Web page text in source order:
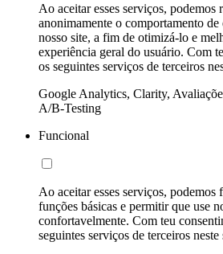
Ao aceitar esses serviços, podemos
anonimamente o comportamento
nosso site, a fim de otimizá-lo e
experiência geral do usuário. Com
os seguintes serviços de terceiros
Google Analytics, Clarity,
A/B-Testing
Funcional
Ao aceitar esses serviços, podemos
funções básicas e permitir que use
confortavelmente. Com teu
seguintes serviços de terceiros neste